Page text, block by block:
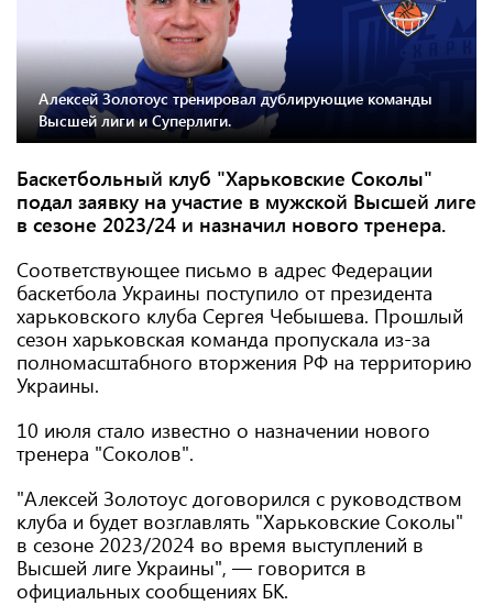
Алексей Золотоус тренировал дублирующие команды
Высшей лиги и Суперлиги.
Баскетбольный клуб "Харьковские Соколы"
подал заявку на участие в мужской Высшей лиге
в сезоне 2023/24 и назначил нового тренера.
Соответствующее письмо в адрес Федерации
баскетбола Украины поступило от президента
харьковского клуба Сергея Чебышева. Прошлый
сезон харьковская команда пропускала из-за
полномасштабного вторжения РФ на территорию
Украины.
10 июля стало известно о назначении нового
тренера "Соколов".
"Алексей Золотоус договорился с руководством
клуба и будет возглавлять "Харьковские Соколы"
в сезоне 2023/2024 во время выступлений в
Высшей лиге Украины", — говорится в
официальных сообщениях БК.